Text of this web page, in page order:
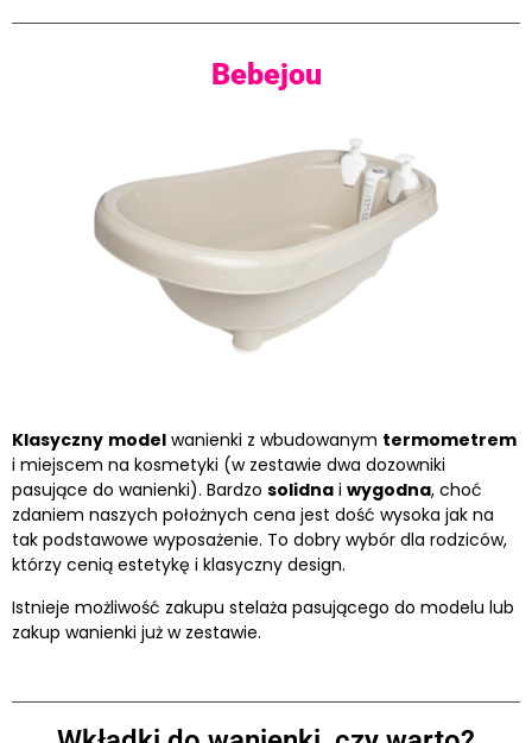
Bebejou
Klasyczny model wanienki z wbudowanym termometrem
i miejscem na kosmetyki (w zestawie dwa dozowniki
pasujące do wanienki). Bardzo solidna i wygodna, choć
zdaniem naszych położnych cena jest dość wysoka jak na
tak podstawowe wyposażenie. To dobry wybór dla rodziców,
którzy cenią estetykę i klasyczny design.
Istnieje możliwość zakupu stelaża pasującego do modelu lub
zakup wanienki już w zestawie.